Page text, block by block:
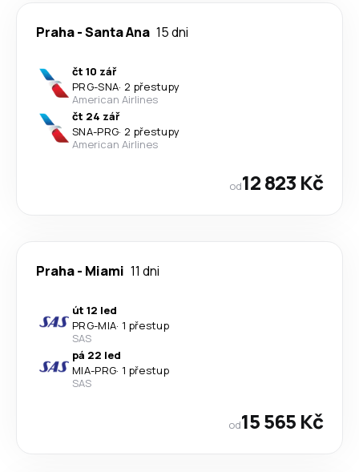
Praha-Santa Ana 15 dni
čt 10 zář
PRG-SNA· 2 přestupy
American Airlines
čt 24 zář
SNA-PRG· 2 přestupy
American Airlines
od12 823 Kč
Praha- Miami 11 dni
út 12 led
PRG-MIA· 1 přestup
SAS
pá 22 led
MIA-PRG· 1 přestup
SAS
od15 565 Kč